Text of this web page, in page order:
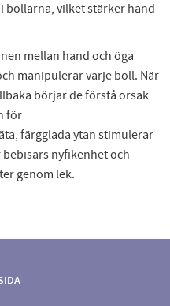
bollarna, vilket stärker hand-
mellan hand och öga
manipulerar varje boll. När
börjar de förstå orsak
för
färgglada ytan stimulerar
nyfikenhet och
genom lek.